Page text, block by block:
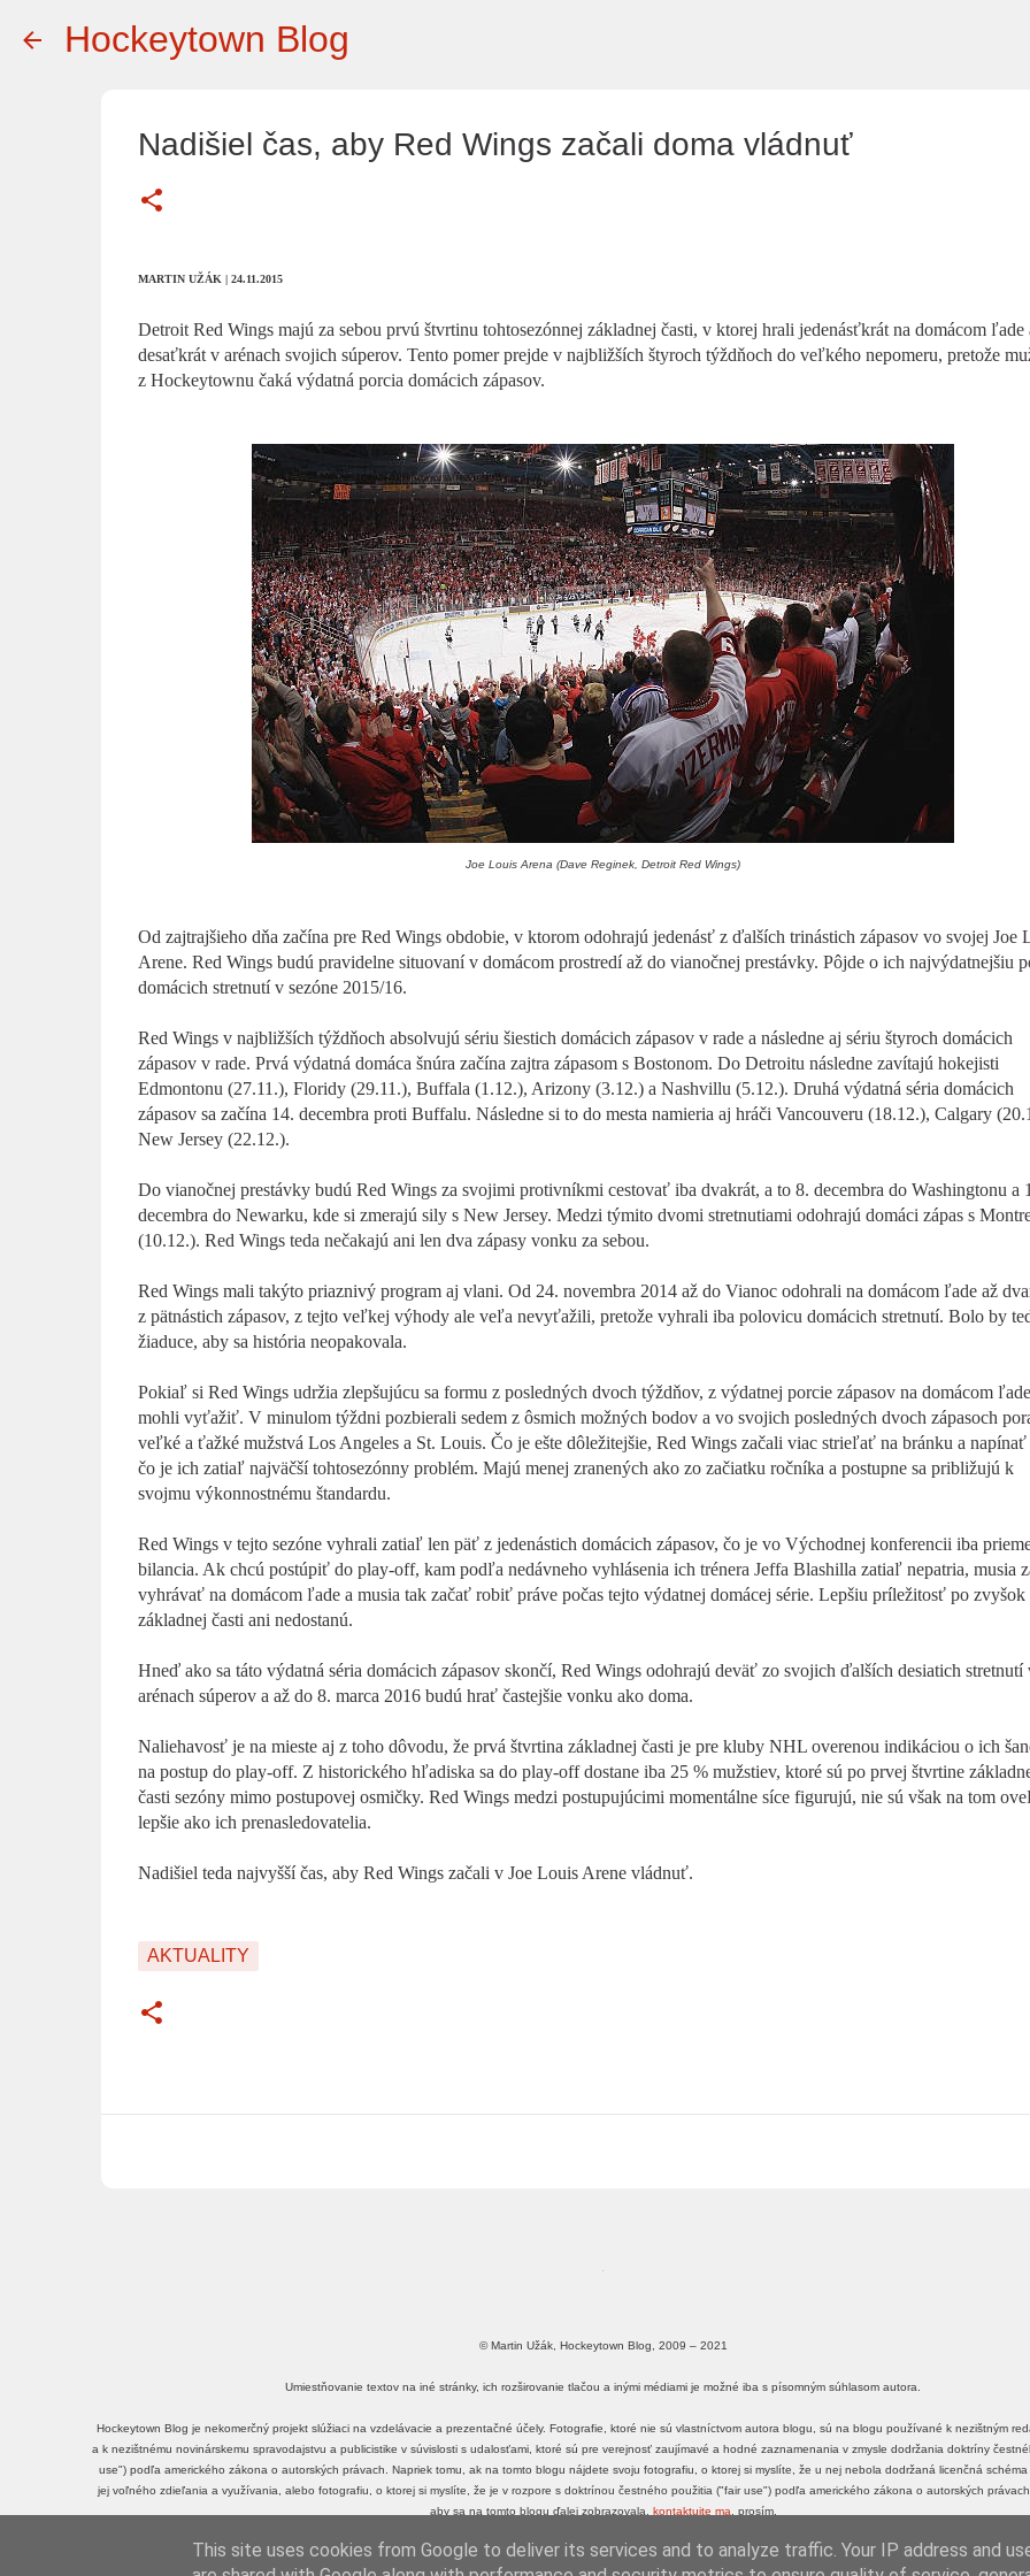
Hockeytown Blog
Nadišiel čas, aby Red Wings začali doma vládnuť
MARTIN UŽÁK | 24.11.2015
Detroit Red Wings majú za sebou prvú štvrtinu tohtosezónnej základnej časti, v ktorej hrali jedenásťkrát na domácom ľade
desaťkrát v arénach svojich súperov. Tento pomer prejde v najbližších štyroch týždňoch do veľkého nepomeru, pretože
z Hockeytownu čaká výdatná porcia domácich zápasov.
Joe Louis Arena (Dave Reginek, Detroit Red Wings)
Od zajtrajšieho dňa začína pre Red Wings obdobie, v ktorom odohrajú jedenásť z ďalších trinástich zápasov vo svojej Joe
Arene. Red Wings budú pravidelne situovaní v domácom prostredí až do vianočnej prestávky. Pôjde o ich najvýdatnejšiu
domácich stretnutí v sezóne 2015/16.
Red Wings v najbližších týždňoch absolvujú sériu šiestich domácich zápasov v rade a následne aj sériu štyroch domácich
zápasov v rade. Prvá výdatná domáca šnúra začína zajtra zápasom s Bostonom. Do Detroitu následne zavítajú hokejisti
Edmontonu (27.11.), Floridy (29.11.), Buffala (1.12.), Arizony (3.12.) a Nashvillu (5.12.). Druhá výdatná séria domácich
zápasov sa začína 14. decembra proti Buffalu. Následne si to do mesta namieria aj hráči Vancouveru (18.12.), Calgary
New Jersey (22.12.).
Do vianočnej prestávky budú Red Wings za svojimi protivníkmi cestovať iba dvakrát, a to 8. decembra do Washingtonu a
decembra do Newarku, kde si zmerajú sily s New Jersey. Medzi týmito dvomi stretnutiami odohrajú domáci zápas s
(10.12.). Red Wings teda nečakajú ani len dva zápasy vonku za sebou.
Red Wings mali takýto priaznivý program aj vlani. Od 24. novembra 2014 až do Vianoc odohrali na domácom ľade až
z pätnástich zápasov, z tejto veľkej výhody ale veľa nevyťažili, pretože vyhrali iba polovicu domácich stretnutí. Bolo by
žiaduce, aby sa história neopakovala.
Pokiaľ si Red Wings udržia zlepšujúcu sa formu z posledných dvoch týždňov, z výdatnej porcie zápasov na domácom
mohli vyťažiť. V minulom týždni pozbierali sedem z ôsmich možných bodov a vo svojich posledných dvoch zápasoch
veľké a ťažké mužstvá Los Angeles a St. Louis. Čo je ešte dôležitejšie, Red Wings začali viac strieľať na bránku a
čo je ich zatiaľ najväčší tohtosezónny problém. Majú menej zranených ako zo začiatku ročníka a postupne sa približujú k
svojmu výkonnostnému štandardu.
Red Wings v tejto sezóne vyhrali zatiaľ len päť z jedenástich domácich zápasov, čo je vo Východnej konferencii iba
bilancia. Ak chcú postúpiť do play-off, kam podľa nedávneho vyhlásenia ich trénera Jeffa Blashilla zatiaľ nepatria, musia
vyhrávať na domácom ľade a musia tak začať robiť práve počas tejto výdatnej domácej série. Lepšiu príležitosť po zvyšok
základnej časti ani nedostanú.
Hneď ako sa táto výdatná séria domácich zápasov skončí, Red Wings odohrajú deväť zo svojich ďalších desiatich stretnutí
arénach súperov a až do 8. marca 2016 budú hrať častejšie vonku ako doma.
Naliehavosť je na mieste aj z toho dôvodu, že prvá štvrtina základnej časti je pre kluby NHL overenou indikáciou o ich
na postup do play-off. Z historického hľadiska sa do play-off dostane iba 25 % mužstiev, ktoré sú po prvej štvrtine
časti sezóny mimo postupovej osmičky. Red Wings medzi postupujúcimi momentálne síce figurujú, nie sú však na tom
lepšie ako ich prenasledovatelia.
Nadišiel teda najvyšší čas, aby Red Wings začali v Joe Louis Arene vládnuť.
AKTUALITY
© Martin Užák, Hockeytown Blog, 2009 – 2021
Umiestňovanie textov na iné stránky, ich rozširovanie tlačou a inými médiami je možné iba s písomným súhlasom autora.
Hockeytown Blog je nekomerčný projekt slúžiaci na vzdelávacie a prezentačné účely. Fotografie, ktoré nie sú vlastníctvom autora blogu, sú na blogu používané k nezištným
a k nezištnému novinárskemu spravodajstvu a publicistike v súvislosti s udalosťami, ktoré sú pre verejnosť zaujímavé a hodné zaznamenania v zmysle dodržania doktríny
use") podľa amerického zákona o autorských právach. Napriek tomu, ak na tomto blogu nájdete svoju fotografiu, o ktorej si myslíte, že u nej nebola dodržaná licenčná schéma
jej voľného zdieľania a využívania, alebo fotografiu, o ktorej si myslíte, že je v rozpore s doktrínou čestného použitia ("fair use") podľa amerického zákona o autorských
aby sa na tomto blogu ďalej zobrazovala, kontaktujte ma , prosím.
MartinUzak.sk | SlovakNHL.sk
This site uses cookies from Google to deliver its services and to analyze traffic. Your IP address and